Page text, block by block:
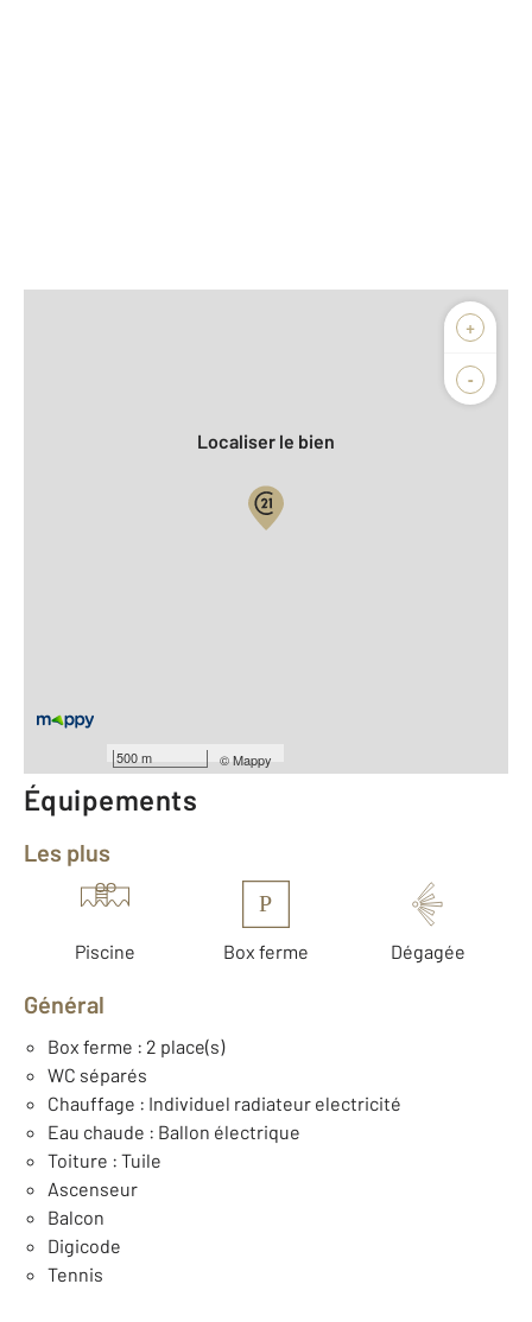
+
-
500 m ©Mappy
Biens vendus
Localiser le bien
Année construction : 1978
Équipements
Les plus
Piscine
P
Box ferme Dégagée
Général
Box ferme : 2 place(s)
WC séparés
Chauffage : Individuel radiateur electricité
Eau chaude : Ballon électrique
Toiture : Tuile
Ascenseur
Balcon
Digicode
Tennis